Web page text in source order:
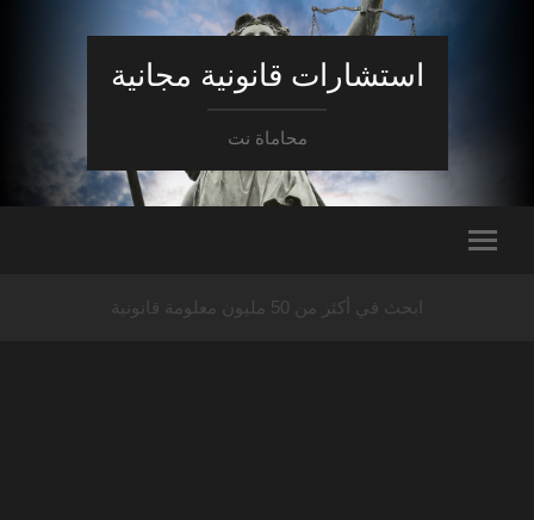
استشارات قانونية مجانية
محاماة نت
ابحث في أكثر من 50 مليون معلومة قانونية